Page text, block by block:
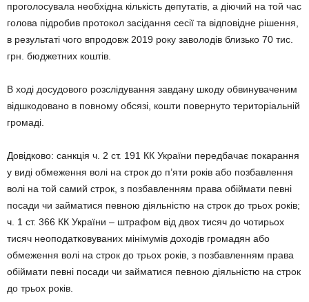
проголосувала необхідна кількість депутатів, а діючий на той час
голова підробив протокол засідання сесії та відповідне рішення,
в результаті чого впродовж 2019 року заволодів близько 70 тис.
грн. бюджетних коштів.
В ході досудового розслідування завдану шкоду обвину­ваченим
відшкодовано в повному обсязі, кошти повернуто територіальній
громаді.
Довідково: санкція ч. 2 ст. 191 КК України передбачає покарання
у виді обмеження волі на строк до п’яти років або позбавлення
волі на той самий строк, з позбавленням права обіймати певні
посади чи займатися певною діяльністю на строк до трьох років;
ч. 1 ст. 366 КК України – штрафом від двох тисяч до чотирьох
тисяч неоподат­ковуваних мінімумів доходів громадян або
обмеження волі на строк до трьох років, з позбавленням права
обіймати певні посади чи займатися певною діяльністю на строк
до трьох років.